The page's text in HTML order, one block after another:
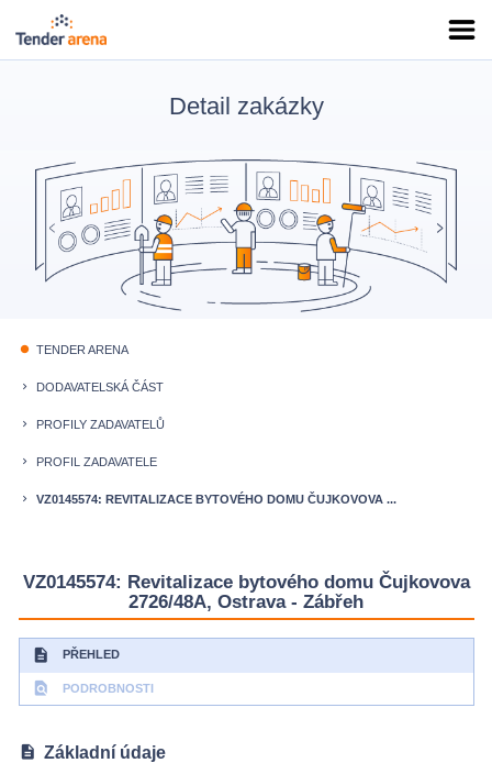
Detail zakázky
fiber_manual_record TENDER ARENA
keyboard_arrow_right DODAVATELSKÁ ČÁST
keyboard_arrow_right PROFILY ZADAVATELŮ
keyboard_arrow_right PROFIL ZADAVATELE
keyboard_arrow_right VZ0145574: REVITALIZACE BYTOVÉHO DOMU ČUJKOVOVA ...
VZ0145574: Revitalizace bytového domu Čujkovova
2726/48A, Ostrava - Zábřeh
description PŘEHLED
find_in_page PODROBNOSTI
description Základní údaje